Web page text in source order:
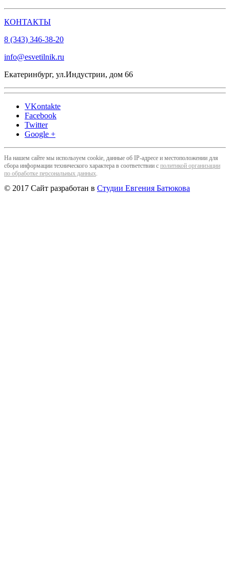
КОНТАКТЫ
8 (343) 346-38-20
info@esvetilnik.ru
Екатеринбург, ул.Индустрии, дом 66
VKontakte
Facebook
Twitter
Google +
На нашем сайте мы используем cookie, данные об IP-адресе и местоположении для
сбора информации технического характера в соответствии с политикой организации
по обработке персональных данных.
© 2017 Сайт разработан в Студии Евгения Батюкова